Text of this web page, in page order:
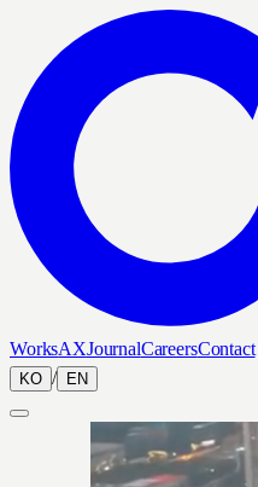
WorksAXJournalCareersContact
KO / EN